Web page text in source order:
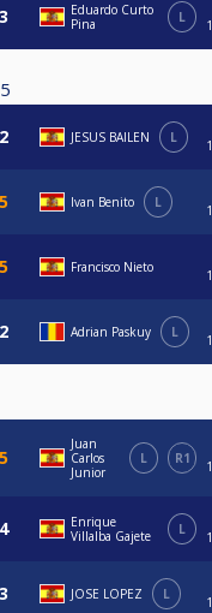
Eduardo Curto
Pina
L
5
JESUS BAILEN L
Ivan Benito L
Francisco Nieto
Adrian Paskuy L
Juan
Carlos
Junior
L R1
Enrique
Villalba Gajete
L
JOSE LOPEZ L